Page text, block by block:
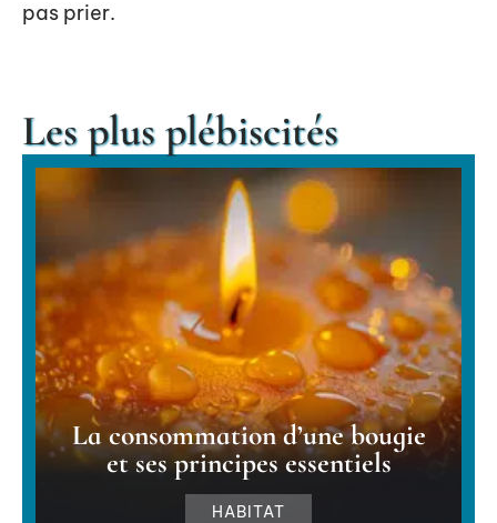
pas prier.
Les plus plébiscités
La consommation d’une bougie
et ses principes essentiels
HABITAT